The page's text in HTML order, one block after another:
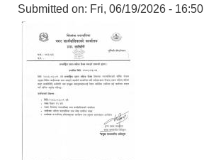
Submitted on: Fri, 06/19/2026 - 16:50